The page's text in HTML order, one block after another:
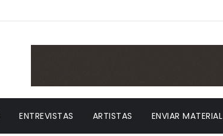
ENTREVISTAS ARTISTAS ENVIAR MATERIAL